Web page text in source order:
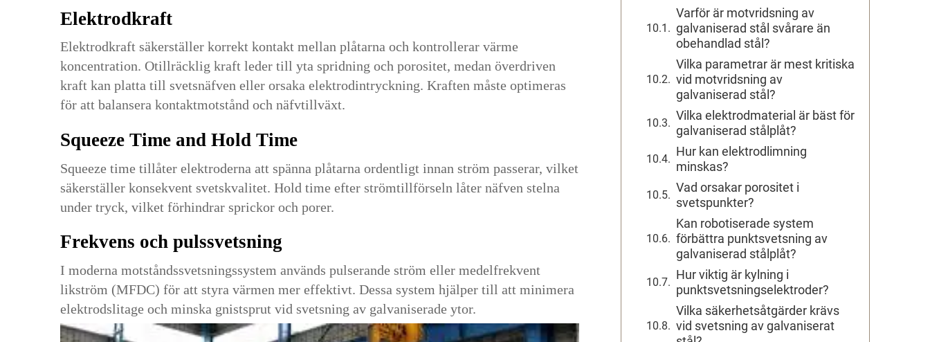
Elektrodkraft
Elektrodkraft säkerställer korrekt kontakt mellan plåtarna och kontrollerar värme
koncentration. Otillräcklig kraft leder till yta spridning och porositet, medan överdriven
kraft kan platta till svetsnäfven eller orsaka elektrodintryckning. Kraften måste optimeras
för att balansera kontaktmotstånd och näfvtillväxt.
Squeeze Time and Hold Time
Squeeze time tillåter elektroderna att spänna plåtarna ordentligt innan ström passerar, vilket
säkerställer konsekvent svetskvalitet. Hold time efter strömtillförseln låter näfven stelna
under tryck, vilket förhindrar sprickor och porer.
Frekvens och pulssvetsning
I moderna motståndssvetsningssystem används pulserande ström eller medelfrekvent
likström (MFDC) för att styra värmen mer effektivt. Dessa system hjälper till att minimera
elektrodslitage och minska gnistsprut vid svetsning av galvaniserade ytor.
Varför är motvridsning av
galvaniserad stål svårare än
obehandlad stål?
Vilka parametrar är mest kritiska
vid motvridsning av
galvaniserad stål?
Vilka elektrodmaterial är bäst för
galvaniserad stålplåt?
Hur kan elektrodlimning
minskas?
Vad orsakar porositet i
svetspunkter?
Kan robotiserade system
förbättra punktsvetsning av
galvaniserad stålplåt?
Hur viktig är kylning i
punktsvetsningselektroder?
Vilka säkerhetsåtgärder krävs
vid svetsning av galvaniserat